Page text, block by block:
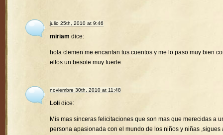
julio 25th, 2010 at 9:46
miriam dice:
hola clemen me encantan tus cuentos y me lo paso muy bien
ellos un besote muy fuerte
noviembre 30th, 2010 at 11:48
Loli dice:
Mis mas sinceras felicitaciones que son mas que merecidas a
persona apasionada con el mundo de los niños y niñas ,sigues